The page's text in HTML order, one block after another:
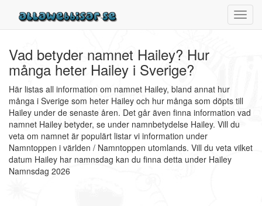
Vad betyder namnet Hailey? Hur
många heter Hailey i Sverige?
Här listas all information om namnet Hailey, bland annat hur
många i Sverige som heter Hailey och hur många som döpts till
Hailey under de senaste åren. Det går även finna information vad
namnet Hailey betyder, se under namnbetydelse Hailey. Vill du
veta om namnet är populärt listar vi information under
Namntoppen i världen / Namntoppen utomlands. Vill du veta vilket
datum Hailey har namnsdag kan du finna detta under Hailey
Namnsdag 2026